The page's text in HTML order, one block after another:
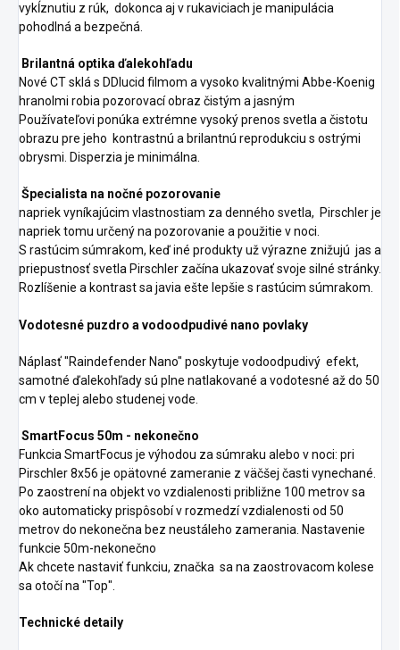
vykĺznutiu z rúk, dokonca aj v rukaviciach je manipulácia
pohodlná a bezpečná.
Brilantná optika ďalekohľadu
Nové CT sklá s DDlucid filmom a vysoko kvalitnými Abbe-Koenig
hranolmi robia pozorovací obraz čistým a jasným
Používateľovi ponúka extrémne vysoký prenos svetla a čistotu
obrazu pre jeho kontrastnú a brilantnú reprodukciu s ostrými
obrysmi. Disperzia je minimálna.
Špecialista na nočné pozorovanie
napriek vyníkajúcim vlastnostiam za denného svetla, Pirschler je
napriek tomu určený na pozorovanie a použitie v noci.
S rastúcim súmrakom, keď iné produkty už výrazne znižujú jas a
priepustnosť svetla Pirschler začína ukazovať svoje silné stránky.
Rozlíšenie a kontrast sa javia ešte lepšie s rastúcim súmrakom.
Vodotesné puzdro a vodoodpudivé nano povlaky
Náplasť "Raindefender Nano" poskytuje vodoodpudivý efekt,
samotné ďalekohľady sú plne natlakované a vodotesné až do 50
cm v teplej alebo studenej vode.
SmartFocus 50m - nekonečno
Funkcia SmartFocus je výhodou za súmraku alebo v noci: pri
Pirschler 8x56 je opätovné zameranie z väčšej časti vynechané.
Po zaostrení na objekt vo vzdialenosti približne 100 metrov sa
oko automaticky prispôsobí v rozmedzí vzdialenosti od 50
metrov do nekonečna bez neustáleho zamerania. Nastavenie
funkcie 50m-nekonečno
Ak chcete nastaviť funkciu, značka sa na zaostrovacom kolese
sa otočí na "Top".
Technické detaily